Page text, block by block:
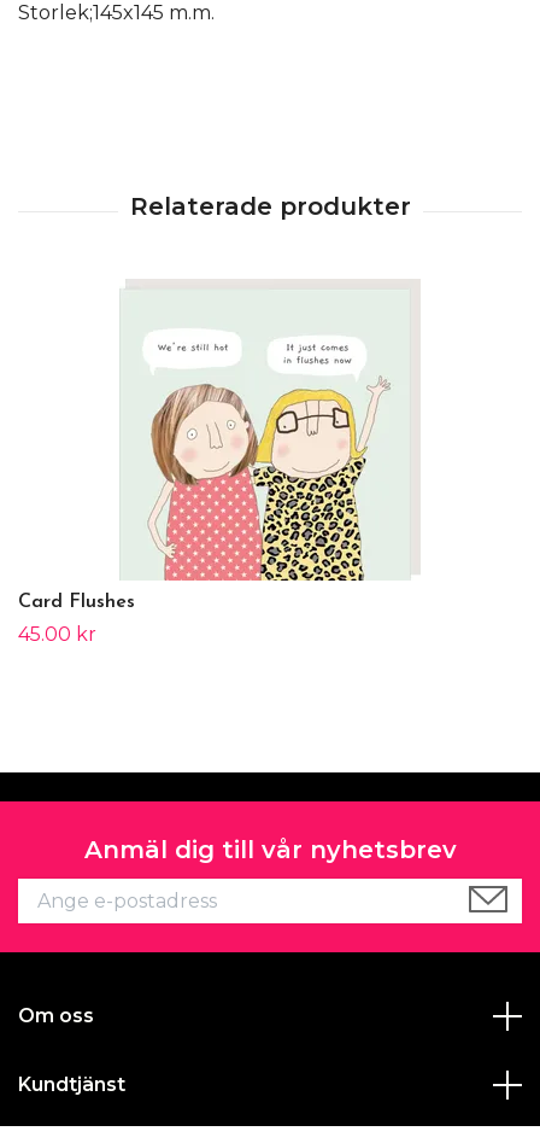
Storlek;145x145 m.m.
Card Flushes
45.00 kr
Anmäl dig till vår nyhetsbrev
Om oss
Kundtjänst